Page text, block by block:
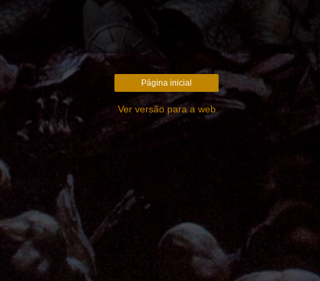
Página inicial
Ver versão para a web